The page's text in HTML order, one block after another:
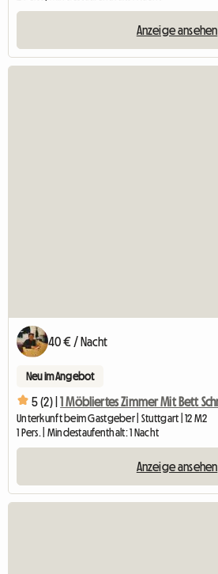
Anzeige ansehen
40 € / Nacht
Neu im Angebot
5 (2) |
Unterkunft beim Gastgeber | Stuttgart | 12 M2
1 Pers. | Mindestaufenthalt: 1 Nacht
Anzeige ansehen